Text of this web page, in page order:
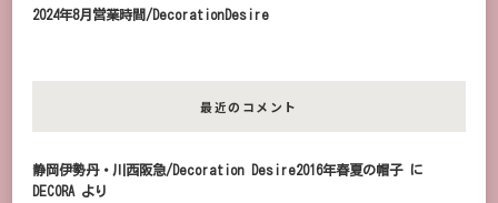
2024年8月営業時間/DecorationDesire
最近のコメント
静岡伊勢丹・川西阪急/Decoration Desire2016年春夏の帽子に
DECORA より